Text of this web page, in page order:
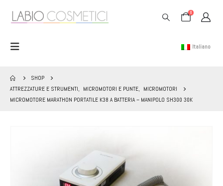
0
Italiano
SHOP
ATTREZZATURE E STRUMENTI
MICROMOTORI E PUNTE
MICROMOTORI
MICROMOTORE MARATHON PORTATILE K38 A BATTERIA – MANIPOLO SH300 30K